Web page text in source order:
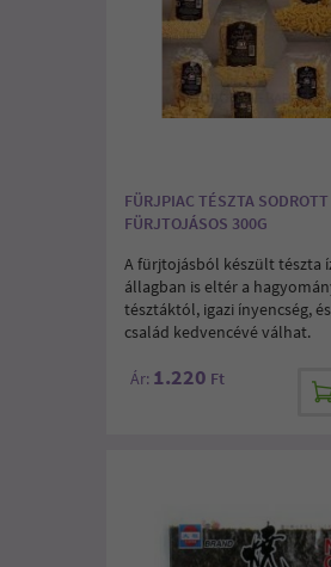
FÜRJPIAC TÉSZTA
FÜRJTOJÁSOS 300G
A fürjtojásból készült tészta
állagban is eltér a
tésztáktól, igazi ínyencség,
család kedvencévé válhat.
Ár: 1.220 Ft